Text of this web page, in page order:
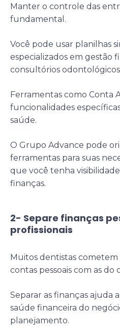
Manter o controle das
fundamental.
Você pode usar planilhas
especializados em gestão
consultórios
Ferramentas como Conta
funcionalidades
saúde.
O Grupo Advance pode
ferramentas para suas
que você tenha
finanças.
2- Separe finanças
profissionais
Muitos dentistas
contas pessoais com as do
Separar as finanças ajuda
saúde financeira do
planejamento.